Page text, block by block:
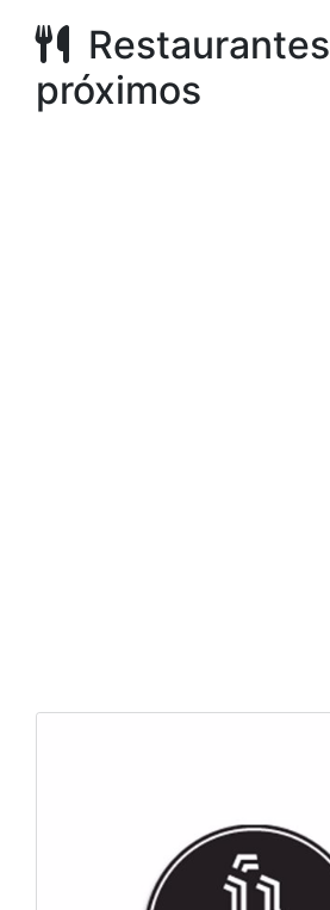
Restaurantes
próximos